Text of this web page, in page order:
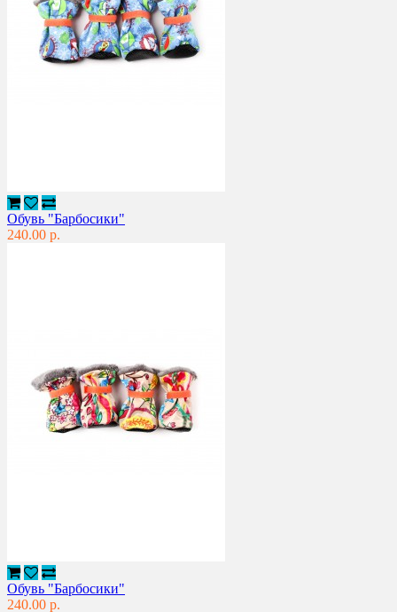
Обувь "Барбосики"
240.00 р.
Обувь "Барбосики"
240.00 р.